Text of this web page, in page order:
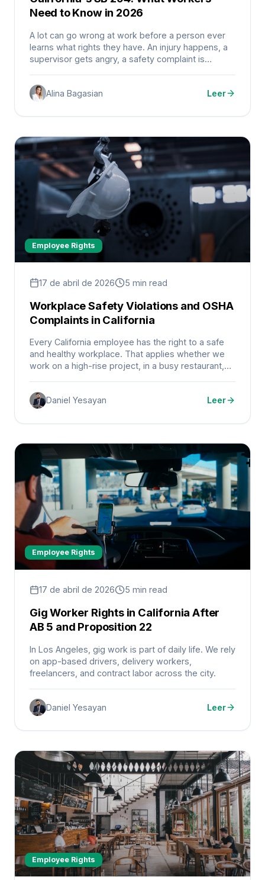
Need to Know in 2026
A lot can go wrong at work before a person ever
learns what rights they have. An injury happens, a
supervisor gets angry, a safety complaint is
immigration status.
Alina Bagasian
Leer
Employee Rights
17 de abril de 2026 5 min read
Workplace Safety Violations and OSHA
Complaints in California
Every California employee has the right to a safe
and healthy workplace. That applies whether we
work on a high-rise project, in a busy restaurant,
Daniel Yesayan
Leer
Employee Rights
17 de abril de 2026 5 min read
Gig Worker Rights in California After
AB 5 and Proposition 22
In Los Angeles, gig work is part of daily life. We rely
on app-based drivers, delivery workers,
freelancers, and contract labor across the city.
Daniel Yesayan Leer
Employee Rights